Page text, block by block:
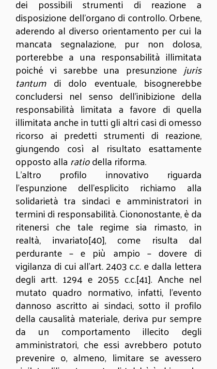
dei possibili strumenti di reazione a
disposizione dell’organo di controllo. Orbene,
aderendo al diverso orientamento per cui la
mancata segnalazione, pur non dolosa,
porterebbe a una responsabilità illimitata
poiché vi sarebbe una presunzione juris
tantum di dolo eventuale, bisognerebbe
concludersi nel senso dell’inibizione della
responsabilità limitata a favore di quella
illimitata anche in tutti gli altri casi di omesso
ricorso ai predetti strumenti di reazione,
giungendo così al risultato esattamente
opposto allaratiodella riforma.
L’altro profilo innovativo riguarda
l’espunzione dell’esplicito richiamo alla
solidarietà tra sindaci e amministratori in
termini di responsabilità. Ciononostante, è da
ritenersi che tale regime sia rimasto, in
realtà, invariato[40], come risulta dal
perdurante – e più ampio – dovere di
vigilanza di cui all’art. 2403 c.c. e dalla lettera
degli artt. 1294 e 2055 c.c.[41]. Anche nel
mutato quadro normativo, infatti, l’evento
dannoso ascritto ai sindaci, sotto il profilo
della causalità materiale, deriva pur sempre
da un comportamento illecito degli
amministratori, che essi avrebbero potuto
prevenire o, almeno, limitare se avessero